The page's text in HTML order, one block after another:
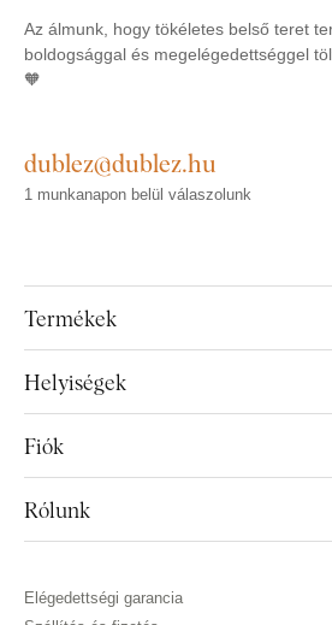
Az álmunk, hogy tökéletes belső teret
boldogsággal és megelégedettséggel
🧡
Termékek
Helyiségek
Fiók
Rólunk
dublez@dublez.hu
1 munkanapon belül válaszolunk
Elégedettségi garancia